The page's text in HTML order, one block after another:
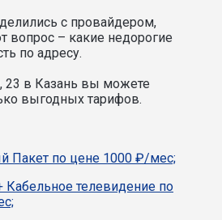
с провайдером,
вопрос – какие недорогие
по адресу.
23 в Казань вы можете
выгодных тарифов.
Пакет по цене 1000 ₽/мес;
телевидение по